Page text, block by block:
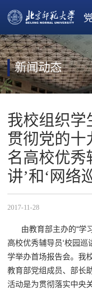
新闻动态
我校组织学
贯彻党的
名高校优秀
讲’和‘网络
2017-11-28
由教育部主办的“学
高校优秀辅导员‘校园巡
学举办首场报告会。我
教育部党组成员、部长
活动是为贯彻落实中央